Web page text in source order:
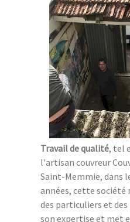
Travail de qualité, tel
l'artisan couvreur
Saint-Memmie, dans
années, cette
des particuliers et
son expertise et met